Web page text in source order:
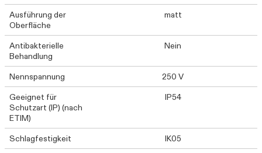
Ausführung der
Oberfläche
matt
Antibakterielle
Behandlung
Nein
Nennspannung
250 V
Geeignet für
Schutzart (IP) (nach
ETIM)
IP54
Schlagfestigkeit
IK05